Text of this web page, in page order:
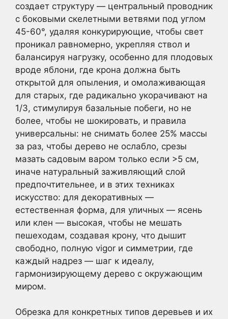
создает структуру — центральный проводник
с боковыми скелетными ветвями под углом
45-60°, удаляя конкурирующие, чтобы свет
проникал равномерно, укрепляя ствол и
балансируя нагрузку, особенно для плодовых
вроде яблони, где крона должна быть
открытой для опыления, и омолаживающая
для старых, где радикально укорачивают на
1/3, стимулируя базальные побеги, но не
более, чтобы не шокировать, и правила
универсальны: не снимать более 25% массы
за раз, чтобы дерево не ослабло, срезы
мазать садовым варом только если >5 см,
иначе натуральный заживляющий слой
предпочтительнее, и в этих техниках
искусство: для декоративных —
естественная форма, для уличных — ясень
или клен — высокая, чтобы не мешать
пешеходам, создавая крону, что дышит
свободно, полную vigor и симметрии, где
каждый надрез — шаг к идеалу,
гармонизирующему дерево с окружающим
миром.
Обрезка для конкретных типов деревьев и их